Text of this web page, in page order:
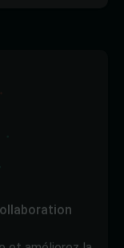
et améliorez la